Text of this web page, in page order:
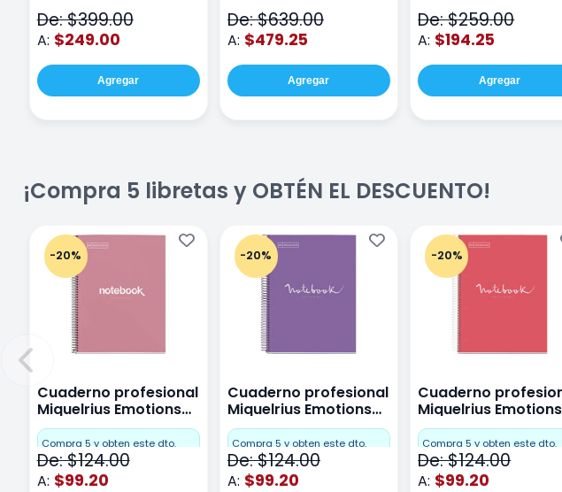
De: $399.00
A: $249.00
Agregar
De: $639.00
A: $479.25
Agregar
De: $259.00
A: $194.25
Agregar
¡Compra 5 libretas y OBTÉN EL DESCUENTO!
-20%
Cuaderno profesional
Miquelrius Emotions
Cuadro Chico 80
hojas Rosa
Compra 5 y obten este dto.
De: $124.00
A: $99.20
-20%
Cuaderno profesional
Miquelrius Emotions
raya 80 hojas Purpura
Compra 5 y obten este dto.
De: $124.00
A: $99.20
-20%
Cuaderno
Miquelrius Emotions
raya 80 hojas Coral
Compra 5 y obten este dto.
De: $124.00
A: $99.20